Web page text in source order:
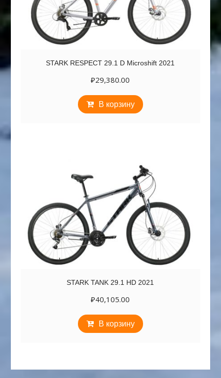
STARK RESPECT 29.1 D Microshift 2021
₽29,380.00
В корзину
STARK TANK 29.1 HD 2021
₽40,105.00
В корзину